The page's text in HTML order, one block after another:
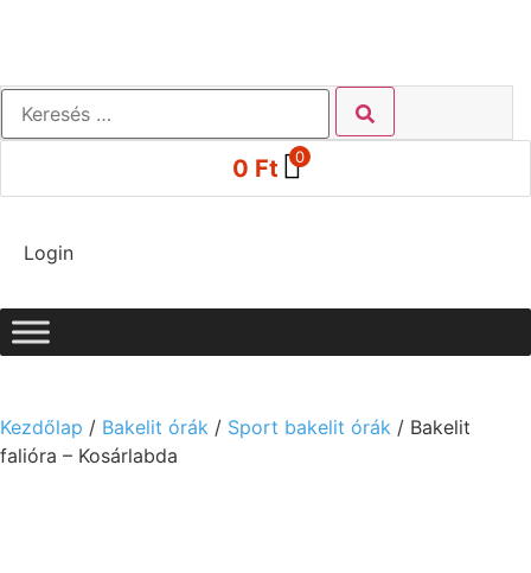
0 Ft 0
Login
Kezdőlap / Bakelit órák / Sport bakelit órák / Bakelit
falióra – Kosárlabda